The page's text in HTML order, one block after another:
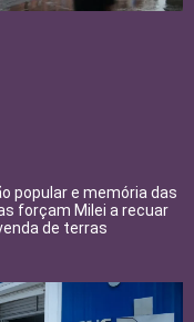
popular e memória das
forçam Milei a recuar
de terras